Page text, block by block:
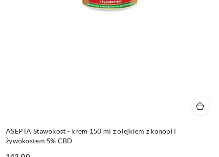
ASEPTA Stawokost - krem 150 ml z olejkiem z konopi i
żywokostem 5% CBD